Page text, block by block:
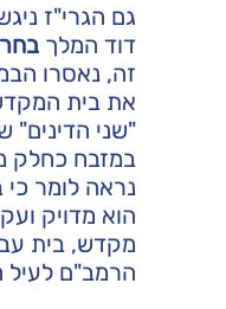
גם הגרי"ז
דוד המלך בחר
זה, נאסרו
את בית
"שני הדינים"
במזבח כחלק
נראה לומר
הוא מדויק
מקדש, בית
הרמב"ם לעיל